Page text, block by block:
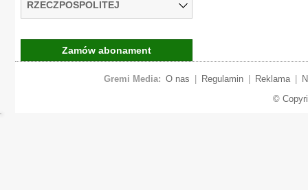
RZECZPOSPOLITEJ
Zamów abonament
Gremi Media: O nas Regulamin Reklama
©